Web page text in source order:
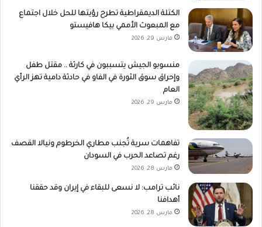
الكتلة الديمقراطية تطرح رؤيتها للحل خلال اجتماع
مع المبعوث الأممي بيكا هافيستو
مارس 29, 2026
منسوبو الجيش يتسببون في كارثة .. مقتل طفل
وإحراق سوق الثورة في الفاو في حادثة دامية تهز الرأي
العام
مارس 29, 2026
تفاهمات سرية تُجنب مطاري الخرطوم ونيالا القصف
رغم تصاعد الحرب في السودان
مارس 28, 2026
نائب ترامب: لا نسعى للبقاء في إيران وقد حققنا
أهدافنا
مارس 28, 2026